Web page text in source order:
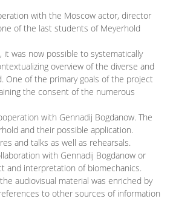
with the Moscow actor, director
of the last students of Meyerhold
was now possible to systematically
overview of the diverse and
One of the primary goals of the project
the consent of the numerous
with Gennadij Bogdanow. The
and their possible application.
and talks as well as rehearsals.
with Gennadij Bogdanow or
and interpretation of biomechanics.
audiovisual material was enriched by
to other sources of information